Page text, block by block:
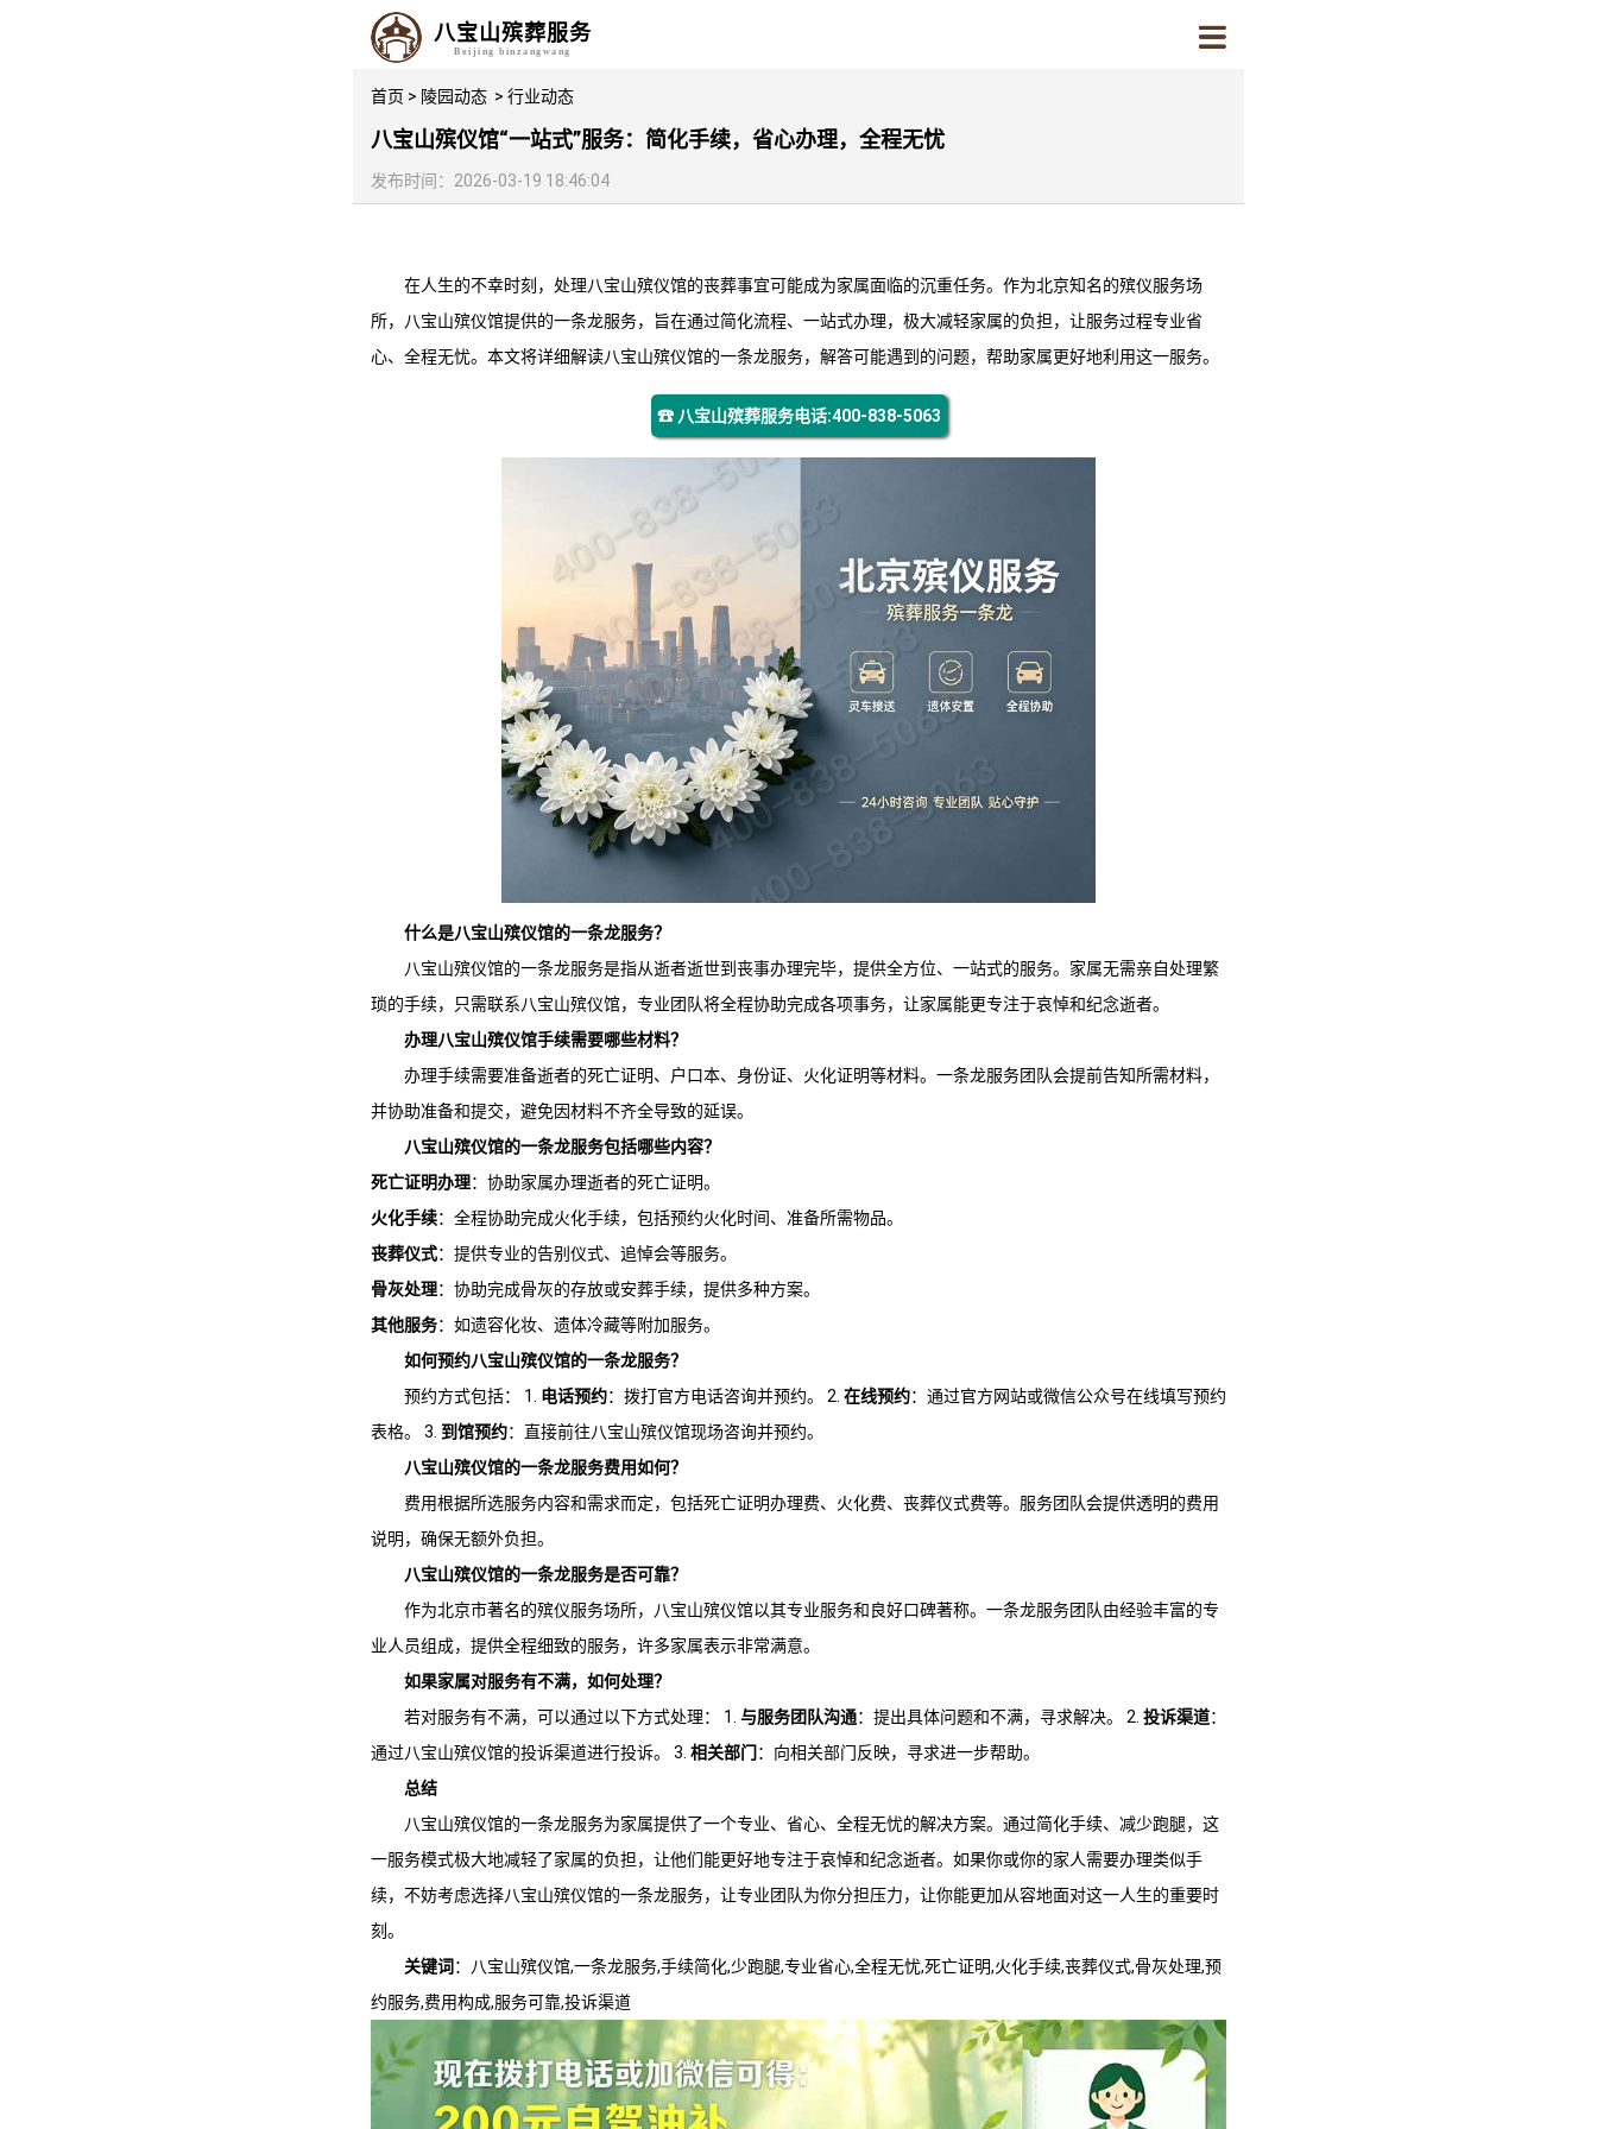
八宝山殡葬服务
Beijing binzangwang
首页 > 陵园动态 > 行业动态
八宝山殡仪馆“一站式”服务：简化手续，省心办理，全程无忧
发布时间：2026-03-19 18:46:04
在人生的不幸时刻，处理八宝山殡仪馆的丧葬事宜可能成为家属面临的沉重任务。作为北京知名的殡仪服务场
所，
八宝山殡仪馆提供的一条龙服务，旨在通过简化流程、一站式办理，极大减轻家属的负担，让服务过程专业省
心、全程无忧。本文将详细解读八宝山殡仪馆的一条龙服务，解答可能遇到的问题，帮助家属更好地利用这一服务。
☎ 八宝山殡葬服务电话:400-838-5063
什么是八宝山殡仪馆的一条龙服务？
八宝山殡仪馆的一条龙服务是指从逝者逝世到丧事办理完毕，提供全方位、一站式的服务。家属无需亲自处理繁
琐的手续，只需联系八宝山殡仪馆，专业团队将全程协助完成各项事务，让家属能更专注于哀悼和纪念逝者。
办理八宝山殡仪馆手续需要哪些材料？
办理手续需要准备逝者的死亡证明、户口本、身份证、火化证明等材料。一条龙服务团队会提前告知所需材料，
并协助准备和提交，避免因材料不齐全导致的延误。
八宝山殡仪馆的一条龙服务包括哪些内容？
死亡证明办理：协助家属办理逝者的死亡证明。
火化手续：全程协助完成火化手续，包括预约火化时间、准备所需物品。
丧葬仪式：提供专业的告别仪式、追悼会等服务。
骨灰处理：协助完成骨灰的存放或安葬手续，提供多种方案。
其他服务：如遗容化妆、遗体冷藏等附加服务。
如何预约八宝山殡仪馆的一条龙服务？
预约方式包括： 1. 电话预约：拨打官方电话咨询并预约。 2. 在线预约：通过官方网站或微信公众号在线填写预约
表格。 3. 到馆预约：直接前往八宝山殡仪馆现场咨询并预约。
八宝山殡仪馆的一条龙服务费用如何？
费用根据所选服务内容和需求而定，包括死亡证明办理费、火化费、丧葬仪式费等。服务团队会提供透明的费用
说明，确保无额外负担。
八宝山殡仪馆的一条龙服务是否可靠？
作为北京市著名的殡仪服务场所，
八宝山殡仪馆以其专业服务和良好口碑著称。一条龙服务团队由经验丰富的专
业人员组成，提供全程细致的服务，许多家属表示非常满意。
如果家属对服务有不满，如何处理？
若对服务有不满，可以通过以下方式处理： 1. 与服务团队沟通：提出具体问题和不满，寻求解决。 2. 投诉渠道：
通过八宝山殡仪馆的投诉渠道进行投诉。 3. 相关部门 ：向相关部门反映，寻求进一步帮助。
总结
八宝山殡仪馆的一条龙服务为家属提供了一个专业、省心、全程无忧的解决方案。通过简化手续、减少跑腿，这
一服务模式极大地减轻了家属的负担，让他们能更好地专注于哀悼和纪念逝者。如果你或你的家人需要办理类似手
续，不妨考虑选择八宝山殡仪馆的一条龙服务，让专业团队为你分担压力，让你能更加从容地面对这一人生的重要时
刻。
关键词 ： 八宝山殡仪馆,一条龙服务,手续简化,少跑腿,专业省心,全程无忧,死亡证明,火化手续,丧葬仪式,骨灰处理,预
约服务,费用构成,服务可靠,投诉渠道